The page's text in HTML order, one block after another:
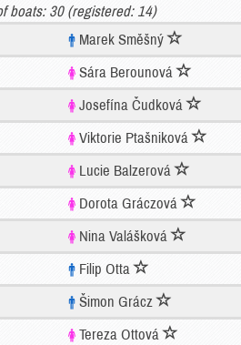
boats: 30 (registered: 14)
Marek Směšný
Sára Berounová
Josefína Čudková
Viktorie Ptašniková
Lucie Balzerová
Dorota Gráczová
Nina Valášková
Filip Otta
Šimon Grácz
Tereza Ottová